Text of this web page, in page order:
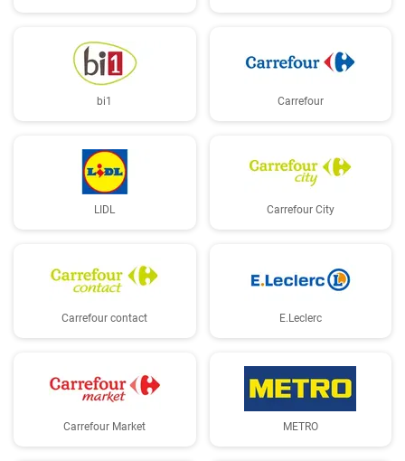
bi1 Carrefour
LIDL Carrefour City
Carrefour contact E.Leclerc
Carrefour Market METRO